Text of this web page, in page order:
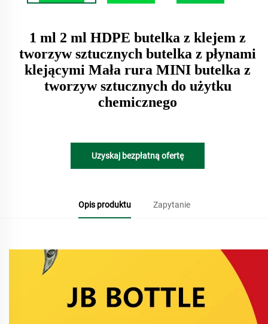
1 ml 2 ml HDPE butelka z klejem z
tworzyw sztucznych butelka z płynami
klejącymi Mała rura MINI butelka z
tworzyw sztucznych do użytku
chemicznego
Uzyskaj bezpłatną ofertę
Opis produktu Zapytanie